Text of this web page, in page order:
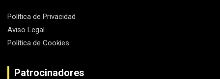
Política de Privacidad
Aviso Legal
Política de Cookies
Patrocinadores